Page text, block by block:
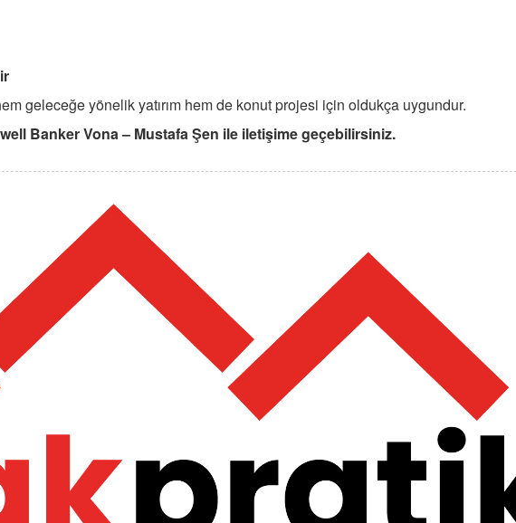
geleceğe yönelik yatırım hem de konut projesi için oldukça uygundur.
Banker Vona – Mustafa Şen ile iletişime geçebilirsiniz.